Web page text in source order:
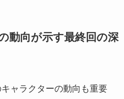
動向が示す最終回の深
ャラクターの動向も重要